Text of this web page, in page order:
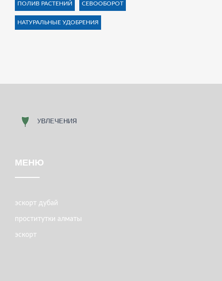
ПОЛИВ РАСТЕНИЙ СЕВООБОРОТ
НАТУРАЛЬНЫЕ УДОБРЕНИЯ
МЕНЮ
эскорт дубай
проститутки алматы
эскорт